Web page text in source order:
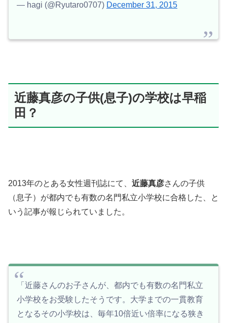
— hagi (@Ryutaro0707) December 31, 2015
近藤真彦の子供(息子)の学校は早稲
田？
2013年のとある女性週刊誌にて、 近藤真彦さんの子供
（息子）が都内でも有数の名門私立小学校に合格した、と
いう記事が報じられていました。
「近藤さんのお子さんが、都内でも有数の名門私立
小学校をお受験したそうです。大学までの一貫教育
となるその小学校は、毎年10倍近い倍率になる狭き